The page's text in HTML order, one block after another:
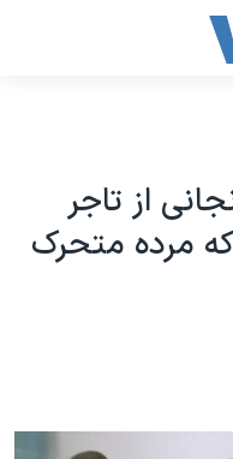
از تاجر
که مرده متحرک